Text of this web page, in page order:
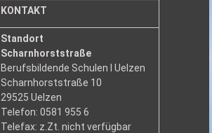
KONTAKT
Standort
Scharnhorststraße
Berufsbildende Schulen I Uelzen
Scharnhorststraße 10
29525 Uelzen
Telefon: 0581 955 6
Telefax: z.Zt. nicht verfügbar